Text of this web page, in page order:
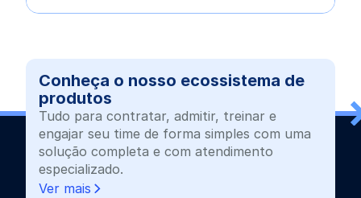
Conheça o nosso ecossistema de
produtos
Tudo para contratar, admitir, treinar e
engajar seu time de forma simples com uma
solução completa e com atendimento
especializado.
Ver mais